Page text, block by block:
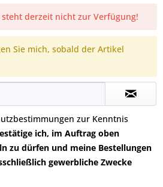
derzeit nicht zur Verfügung!
Sie mich, sobald der Artikel
zur Kenntnis
ich, im Auftrag oben
zu dürfen und meine Bestellungen
gewerbliche Zwecke